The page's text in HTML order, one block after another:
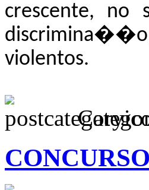
crescente,
violentos.